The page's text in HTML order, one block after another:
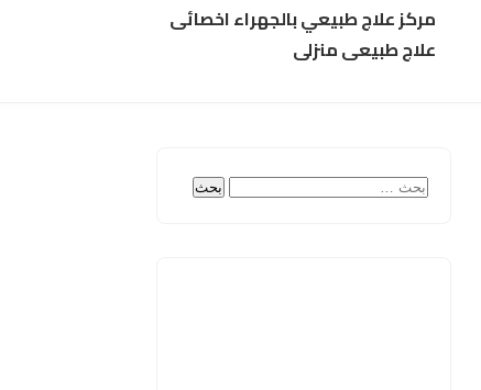
مركز علاج طبيعي بالجهراء اخصائى
علاج طبيعى منزلى
البحث